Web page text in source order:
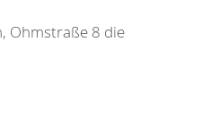
Ohmstraße 8 die